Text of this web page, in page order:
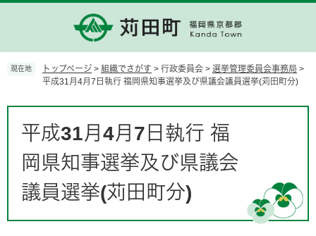
の
す。
ー
し
現在地 トップページ > 組織でさがす > 行政委員会 > 選挙管理委員会事務局 >
平成31月4月7日執行 福岡県知事選挙及び県議会議員選挙(苅田町分)
平成31月4月7日執行 福
岡県知事選挙及び県議会
議員選挙(苅田町分)